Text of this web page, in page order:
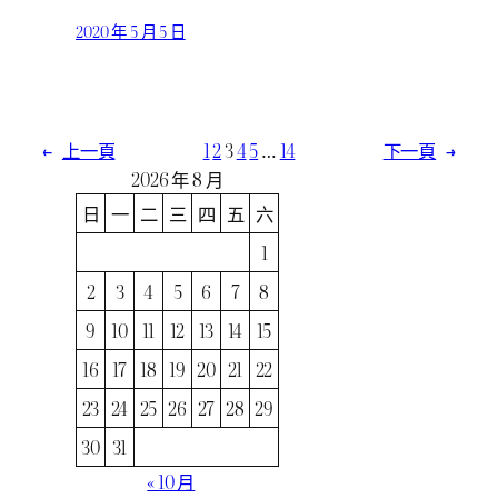
2020 年 5 月 5 日
← 上一頁 12345…14 下一頁 →
2026 年 8 月
日 一 二 三 四 五 六
1
2
3 4 5 6 7
8
9
10 11 12 13 14 15
16 17 18 19 20 21 22
23 24 25 26 27 28 29
30 31
« 10 月